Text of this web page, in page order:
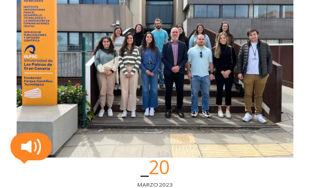
20
MARZO 2023